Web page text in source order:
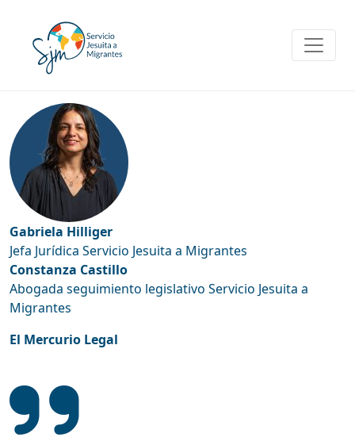
content
Gabriela Hilliger
Jefa Jurídica Servicio Jesuita a Migrantes
Constanza Castillo
Abogada seguimiento legislativo Servicio Jesuita a
Migrantes
El Mercurio Legal